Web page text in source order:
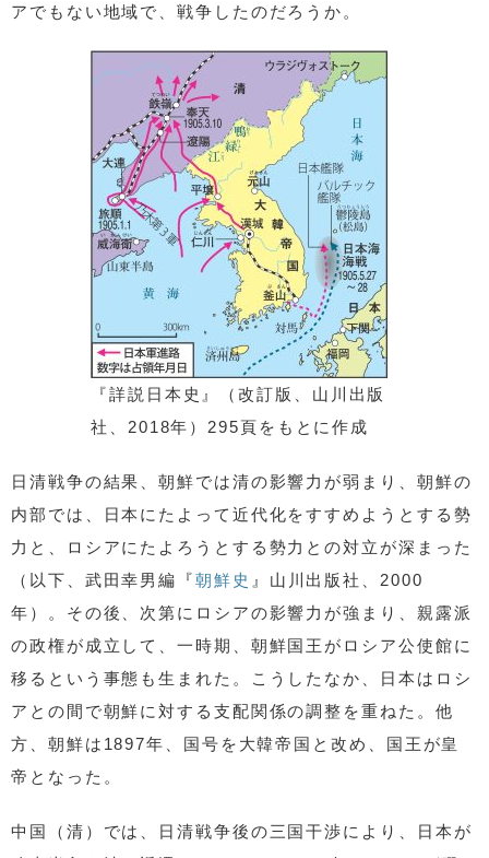
アでもない地域で、戦争したのだろうか。
『詳説日本史』（改訂版、山川出版
社、2018年）295頁をもとに作成
日清戦争の結果、朝鮮では清の影響力が弱まり、朝鮮の
内部では、日本にたよって近代化をすすめようとする勢
力と、ロシアにたよろうとする勢力との対立が深まった
（以下、武田幸男編『朝鮮史 』山川出版社、2000
年）。その後、次第にロシアの影響力が強まり、親露派
の政権が成立して、一時期、朝鮮国王がロシア公使館に
移るという事態も生まれた。こうしたなか、日本はロシ
アとの間で朝鮮に対する支配関係の調整を重ねた。他
方、朝鮮は1897年、国号を大韓帝国と改め、国王が皇
帝となった。
中国（清）では、日清戦争後の三国干渉により、日本が